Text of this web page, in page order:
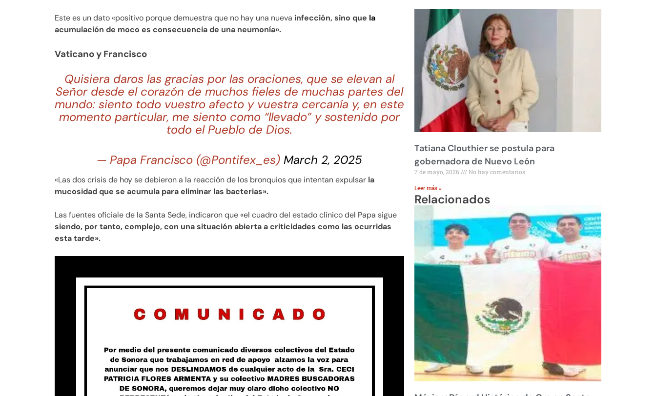
Este es un dato «positivo porque demuestra que no hay una nueva infección, sino que la
acumulación de moco es consecuencia de una neumonía».
Vaticano y Francisco
Quisiera daros las gracias por las oraciones, que se elevan al
Señor desde el corazón de muchos fieles de muchas partes del
mundo: siento todo vuestro afecto y vuestra cercanía y, en este
momento particular, me siento como “llevado” y sostenido por
todo el Pueblo de Dios.
— Papa Francisco (@Pontifex_es)March 2, 2025
«Las dos crisis de hoy se debieron a la reacción de los bronquios que intentan expulsar la
mucosidad que se acumula para eliminar las bacterias».
Las fuentes oficiale de la Santa Sede, indicaron que «el cuadro del estado clínico del Papa sigue
siendo, por tanto, complejo, con una situación abierta a criticidades como las ocurridas
esta tarde».
Tatiana Clouthier se postula para
gobernadora de Nuevo León
7 de mayo, 2026 No hay comentarios
Leer más »
Relacionados